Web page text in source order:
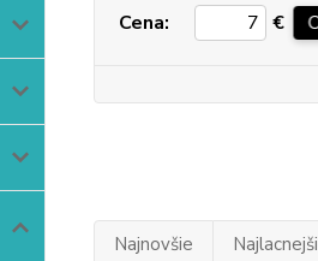
Cena: €
Najnovšie